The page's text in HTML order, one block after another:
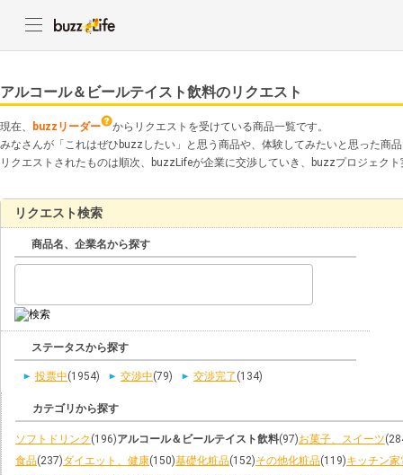
アルコール＆ビールテイスト飲料のリクエスト
現在、 buzzリーダー
からリクエストを受けている商品一覧です。
みなさんが「これはぜひbuzzしたい」と思う商品や、体験してみたいと思った商
リクエストされたものは順次、buzzLifeが企業に交渉していき、buzzプロジェク
リクエスト検索
商品名、企業名から探す
ステータスから探す
投票中(1954) 交渉中(79) 交渉完了 (134)
カテゴリから探す
ソフトドリンク (196)アルコール＆ビールテイスト飲料(97)お菓子、スイーツ
食品(237)ダイエット、健康(150)基礎化粧品(152)その他化粧品(119)キッチン家